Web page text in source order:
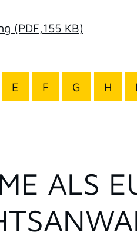
(PDF,155 KB)
E F G H I
ALS